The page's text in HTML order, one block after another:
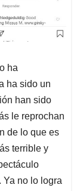
ha
ha sido un
han sido
le reprochan
de lo que es
terrible y
Ya no lo logra